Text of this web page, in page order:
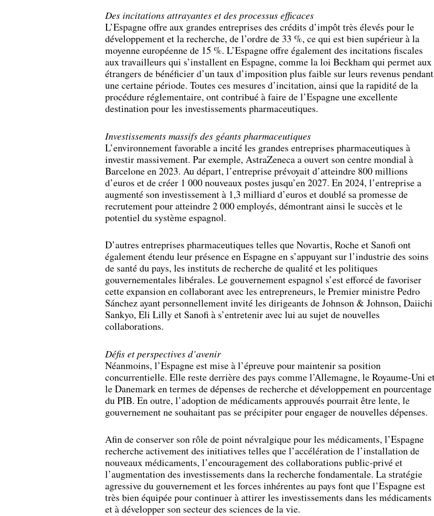
Des incitations attrayantes et des processus efficaces
L’Espagne offre aux grandes entreprises des crédits d’impôt très élevés pour le
développement et la recherche, de l’ordre de 33 %, ce qui est bien supérieur à la
moyenne européenne de 15 %. L’Espagne offre également des incitations fiscales
aux travailleurs qui s’installent en Espagne, comme la loi Beckham qui permet aux
étrangers de bénéficier d’un taux d’imposition plus faible sur leurs revenus pendant
une certaine période. Toutes ces mesures d’incitation, ainsi que la rapidité de la
procédure réglementaire, ont contribué à faire de l’Espagne une excellente
destination pour les investissements pharmaceutiques.
Investissements massifs des géants pharmaceutiques
L’environnement favorable a incité les grandes entreprises pharmaceutiques à
investir massivement. Par exemple, AstraZeneca a ouvert son centre mondial à
Barcelone en 2023. Au départ, l’entreprise prévoyait d’atteindre 800 millions
d’euros et de créer 1 000 nouveaux postes jusqu’en 2027. En 2024, l’entreprise a
augmenté son investissement à 1,3 milliard d’euros et doublé sa promesse de
recrutement pour atteindre 2 000 employés, démontrant ainsi le succès et le
potentiel du système espagnol.
D’autres entreprises pharmaceutiques telles que Novartis, Roche et Sanofi ont
également étendu leur présence en Espagne en s’appuyant sur l’industrie des soins
de santé du pays, les instituts de recherche de qualité et les politiques
gouvernementales libérales. Le gouvernement espagnol s’est efforcé de favoriser
cette expansion en collaborant avec les entrepreneurs, le Premier ministre Pedro
Sánchez ayant personnellement invité les dirigeants de Johnson & Johnson, Daiichi
Sankyo, Eli Lilly et Sanofi à s’entretenir avec lui au sujet de nouvelles
collaborations.
Défis et perspectives d’avenir
Néanmoins, l’Espagne est mise à l’épreuve pour maintenir sa position
concurrentielle. Elle reste derrière des pays comme l’Allemagne, le Royaume-Uni
le Danemark en termes de dépenses de recherche et développement en pourcentage
du PIB. En outre, l’adoption de médicaments approuvés pourrait être lente, le
gouvernement ne souhaitant pas se précipiter pour engager de nouvelles dépenses.
Afin de conserver son rôle de point névralgique pour les médicaments, l’Espagne
recherche activement des initiatives telles que l’accélération de l’installation de
nouveaux médicaments, l’encouragement des collaborations public-privé et
l’augmentation des investissements dans la recherche fondamentale. La stratégie
agressive du gouvernement et les forces inhérentes au pays font que l’Espagne est
très bien équipée pour continuer à attirer les investissements dans les médicaments
et à développer son secteur des sciences de la vie.